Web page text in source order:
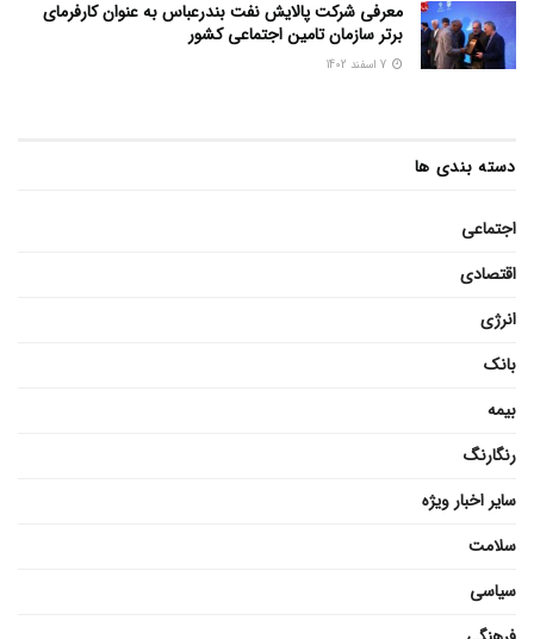
معرفی شرکت پالایش نفت بندرعباس به عنوان کارفرمای
برتر سازمان تامین اجتماعی کشور
دسته بندی ها
اجتماعی
اقتصادی
انرژی
بانک
بیمه
رنگارنگ
سایر اخبار ویژه
سلامت
سیاسی